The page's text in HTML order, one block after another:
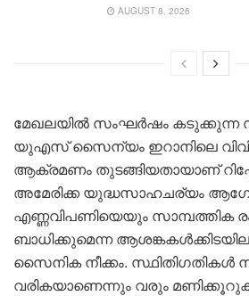
AUGUST 8, 2026
മേഖലയിൽ സംഘർഷം
യുഎസ് സൈന്യം ഇറാനിലെ
ആക്രമണം തുടങ്ങിയതായാണ്
അമേരിക്ക യുദ്ധസാഹചര്യം
എണ്ണവിപണിയെയും സാമ്പത്തിക
ബാധിക്കുമെന്ന
സൈനിക നീക്കം. സ്ഥിതിഗതികൾ
വരികയാണെന്നും വരും